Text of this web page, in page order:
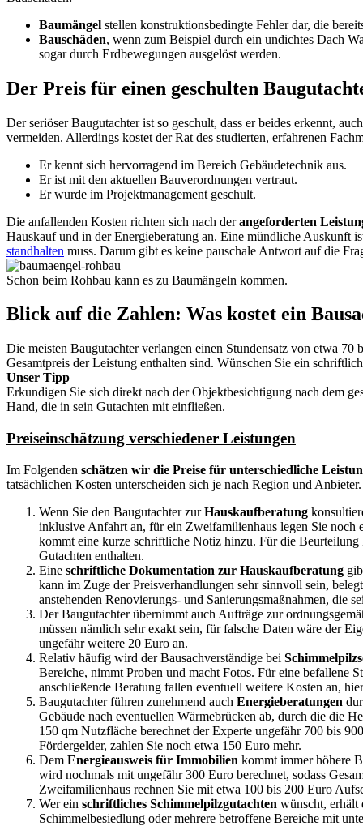
Baumängel stellen konstruktionsbedingte Fehler dar, die
Bauschäden, wenn zum Beispiel durch ein undichtes Dach
sogar durch Erdbewegungen ausgelöst werden.
Der Preis für einen geschulten
Der seriöser Baugutachter ist so geschult, dass er beides erkennt,
vermeiden. Allerdings kostet der Rat des studierten, erfahrenen
Er kennt sich hervorragend im Bereich Gebäudetechnik aus.
Er ist mit den aktuellen Bauverordnungen vertraut.
Er wurde im Projektmanagement geschult.
Die anfallenden Kosten richten sich nach derangeforderten
Hauskauf und in der Energieberatung an. Eine mündliche Auskunft
standhalten muss. Darum gibt es keine pauschale Antwort auf die
Schon beim Rohbau kann es zu Baumängeln kommen.
Blick auf die Zahlen: Was kostet ein
Die meisten Baugutachter verlangen einen Stundensatz von etwa
Gesamtpreis der Leistung enthalten sind. Wünschen Sie ein
Unser Tipp
Erkundigen Sie sich direkt nach der Objektbesichtigung nach dem
Hand, die in sein Gutachten mit einfließen.
Preiseinschätzung verschiedener Leistungen
Im Folgenden schätzen wir die Preise für unterschiedliche
tatsächlichen Kosten unterscheiden sich je nach Region und Anbieter.
Wenn Sie den Baugutachter zurHauskaufberatung
inklusive Anfahrt an, für ein Zweifamilienhaus legen Sie
kommt eine kurze schriftliche Notiz hinzu. Für die
Gutachten enthalten.
Eine schriftliche Dokumentation zur Hauskaufberatung
kann im Zuge der Preisverhandlungen sehr sinnvoll sein,
anstehenden Renovierungs- und Sanierungsmaßnahmen, die
Der Baugutachter übernimmt auch Aufträge zur
müssen nämlich sehr exakt sein, für falsche Daten wäre der
ungefähr weitere 20 Euro an.
Relativ häufig wird der Bausachverständige bei
Bereiche, nimmt Proben und macht Fotos. Für eine befallene
anschließende Beratung fallen eventuell weitere Kosten an,
Baugutachter führen zunehmend auch Energieberatungen
Gebäude nach eventuellen Wärmebrücken ab, durch die die
150 qm Nutzfläche berechnet der Experte ungefähr 700 bis
Fördergelder, zahlen Sie noch etwa 150 Euro mehr.
Dem Energieausweis für Immobilien kommt immer höhere
wird nochmals mit ungefähr 300 Euro berechnet, sodass
Zweifamilienhaus rechnen Sie mit etwa 100 bis 200 Euro
Wer ein schriftliches Schimmelpilzgutachten wünscht, erhält
Schimmelbesiedlung oder mehrere betroffene Bereiche mit